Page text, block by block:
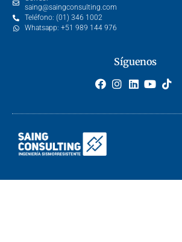
saing@saingconsulting.com
Teléfono: (01) 346 1002
Whatsapp: +51 989 144 976
Síguenos